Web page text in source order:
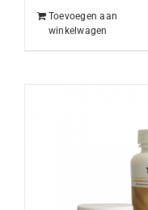
Toevoegen aan
winkelwagen